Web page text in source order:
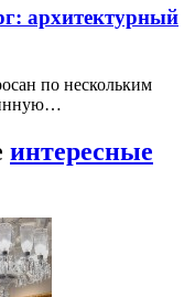
архитектурный
по нескольким
интересные